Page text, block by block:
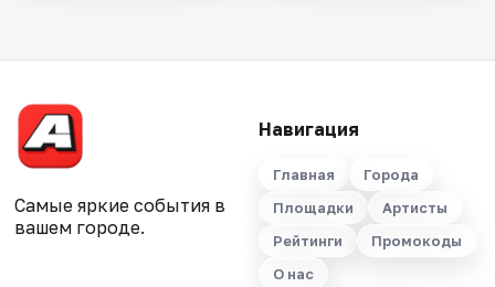
Самые яркие события в
вашем городе.
Навигация
Главная
Города
Площадки
Артисты
Рейтинги
Промокоды
О нас